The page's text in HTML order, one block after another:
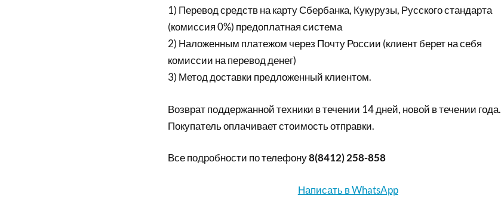
1) Перевод средств на карту Сбербанка, Кукурузы, Русского стандарта
(комиссия 0%) предоплатная система
2) Наложенным платежом через Почту России (клиент берет на себя
комиссии на перевод денег)
3) Метод доставки предложенный клиентом.
Возврат поддержанной техники в течении 14 дней, новой в течении года.
Покупатель оплачивает стоимость отправки.
Все подробности по телефону8(8412) 258-858
Написать в WhatsApp